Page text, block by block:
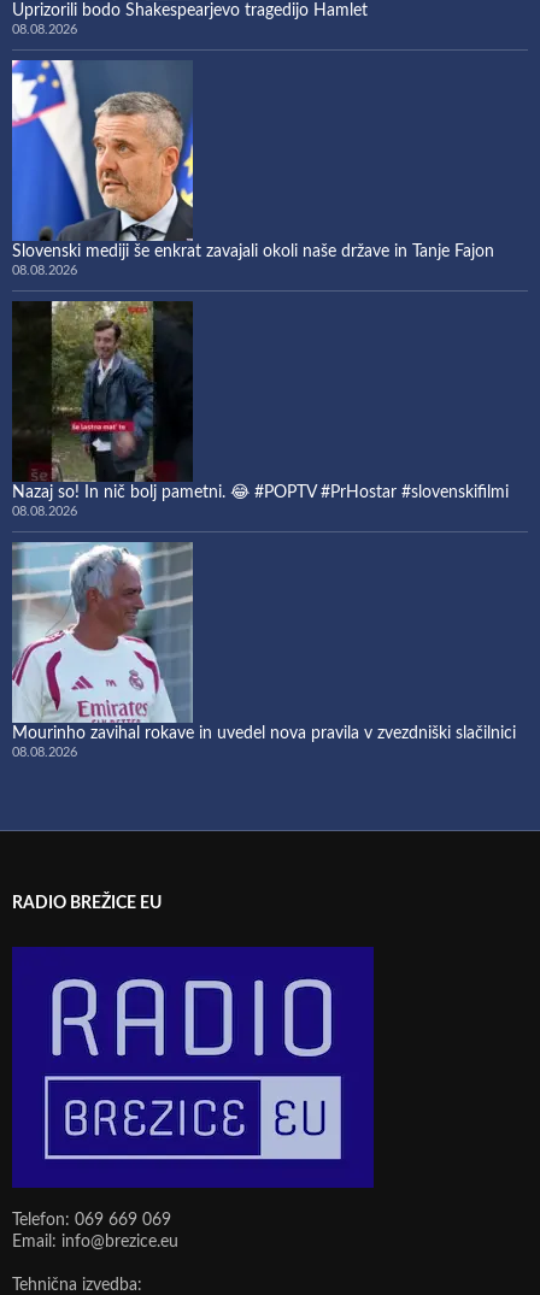
Uprizorili bodo Shakespearjevo tragedijo Hamlet
08.08.2026
Slovenski mediji še enkrat zavajali okoli naše države in Tanje Fajon
08.08.2026
Nazaj so! In nič bolj pametni. 😂 #POPTV #PrHostar #slovenskifilmi
08.08.2026
Mourinho zavihal rokave in uvedel nova pravila v zvezdniški slačilnici
08.08.2026
RADIO BREŽICE EU
Telefon: 069 669 069
Email: info@brezice.eu
Tehnična izvedba: